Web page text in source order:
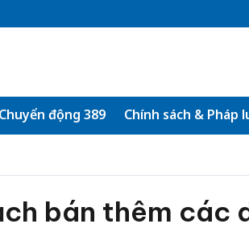
Chuyển động 389 Chính sách & Pháp
bán thêm các